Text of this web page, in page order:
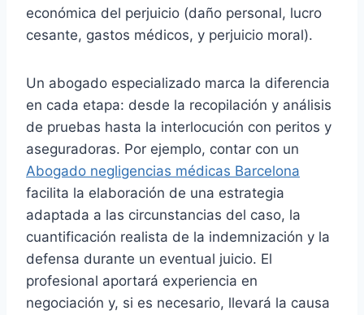
económica del perjuicio (daño personal, lucro
cesante, gastos médicos, y perjuicio moral).
Un abogado especializado marca la diferencia
en cada etapa: desde la recopilación y análisis
de pruebas hasta la interlocución con peritos y
aseguradoras. Por ejemplo, contar con un
Abogado negligencias médicas Barcelona
facilita la elaboración de una estrategia
adaptada a las circunstancias del caso, la
cuantificación realista de la indemnización y la
defensa durante un eventual juicio. El
profesional aportará experiencia en
negociación y, si es necesario, llevará la causa